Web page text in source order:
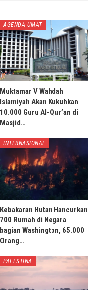
AGENDA UMAT
Muktamar V Wahdah
Islamiyah Akan Kukuhkan
10.000 Guru Al-Qur’an di
Masjid…
INTERNASIONAL
Kebakaran Hutan Hancurkan
700 Rumah di Negara
bagian Washington, 65.000
Orang…
PALESTINA